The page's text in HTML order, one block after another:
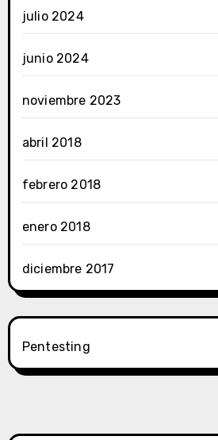
julio 2024
junio 2024
noviembre 2023
abril 2018
febrero 2018
enero 2018
diciembre 2017
Pentesting